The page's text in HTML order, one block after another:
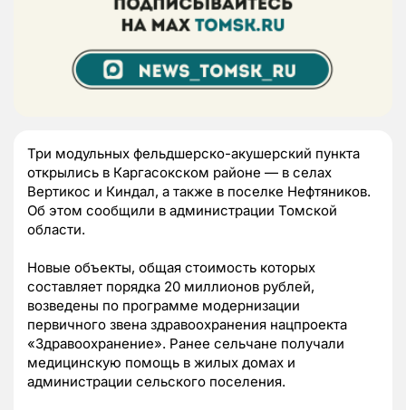
Три модульных фельдшерско-акушерский пункта
открылись в Каргасокском районе — в селах
Вертикос и Киндал, а также в поселке Нефтяников.
Об этом сообщили в администрации Томской
области.
Новые объекты, общая стоимость которых
составляет порядка 20 миллионов рублей,
возведены по программе модернизации
первичного звена здравоохранения нацпроекта
«Здравоохранение». Ранее сельчане получали
медицинскую помощь в жилых домах и
администрации сельского поселения.